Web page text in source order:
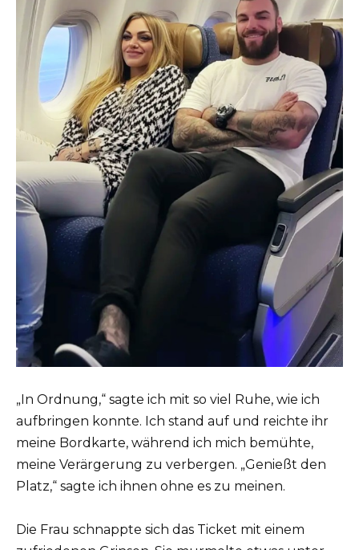
„In Ordnung,“ sagte ich mit so viel Ruhe, wie ich
aufbringen konnte. Ich stand auf und reichte ihr
meine Bordkarte, während ich mich bemühte,
meine Verärgerung zu verbergen. „Genießt den
Platz,“ sagte ich ihnen ohne es zu meinen.
Die Frau schnappte sich das Ticket mit einem